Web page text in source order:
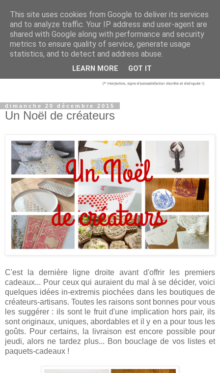
dimanche 20 décembre 2015
Un Noël de créateurs
C'est la dernière ligne droite avant d'offrir les premiers
cadeaux... Pour ceux qui auraient du mal à se décider, voici
quelques idées in-extremis piochées dans les boutiques de
créateurs-artisans. Toutes les raisons sont bonnes pour vous
les suggérer : ils sont le fruit d'une implication hors pair, ils
sont originaux, uniques, abordables et il y en a pour tous les
goûts. Pour certains, la livraison est encore possible pour
jeudi, alors ne tardez plus... Bon bouclage de vos listes et
paquets-cadeaux !
This site uses cookies from Google to deliver its services
and to analyze traffic. Your IP address and user-agent are
shared with Google along with performance and security
metrics to ensure quality of service, generate usage
statistics, and to detect and address abuse.
LEARN MORE GOT IT